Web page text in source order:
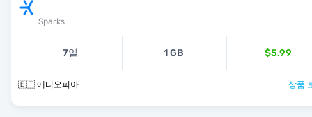
Sparks
7일 1 GB $5.99
🇪🇹 에티오피아 상품